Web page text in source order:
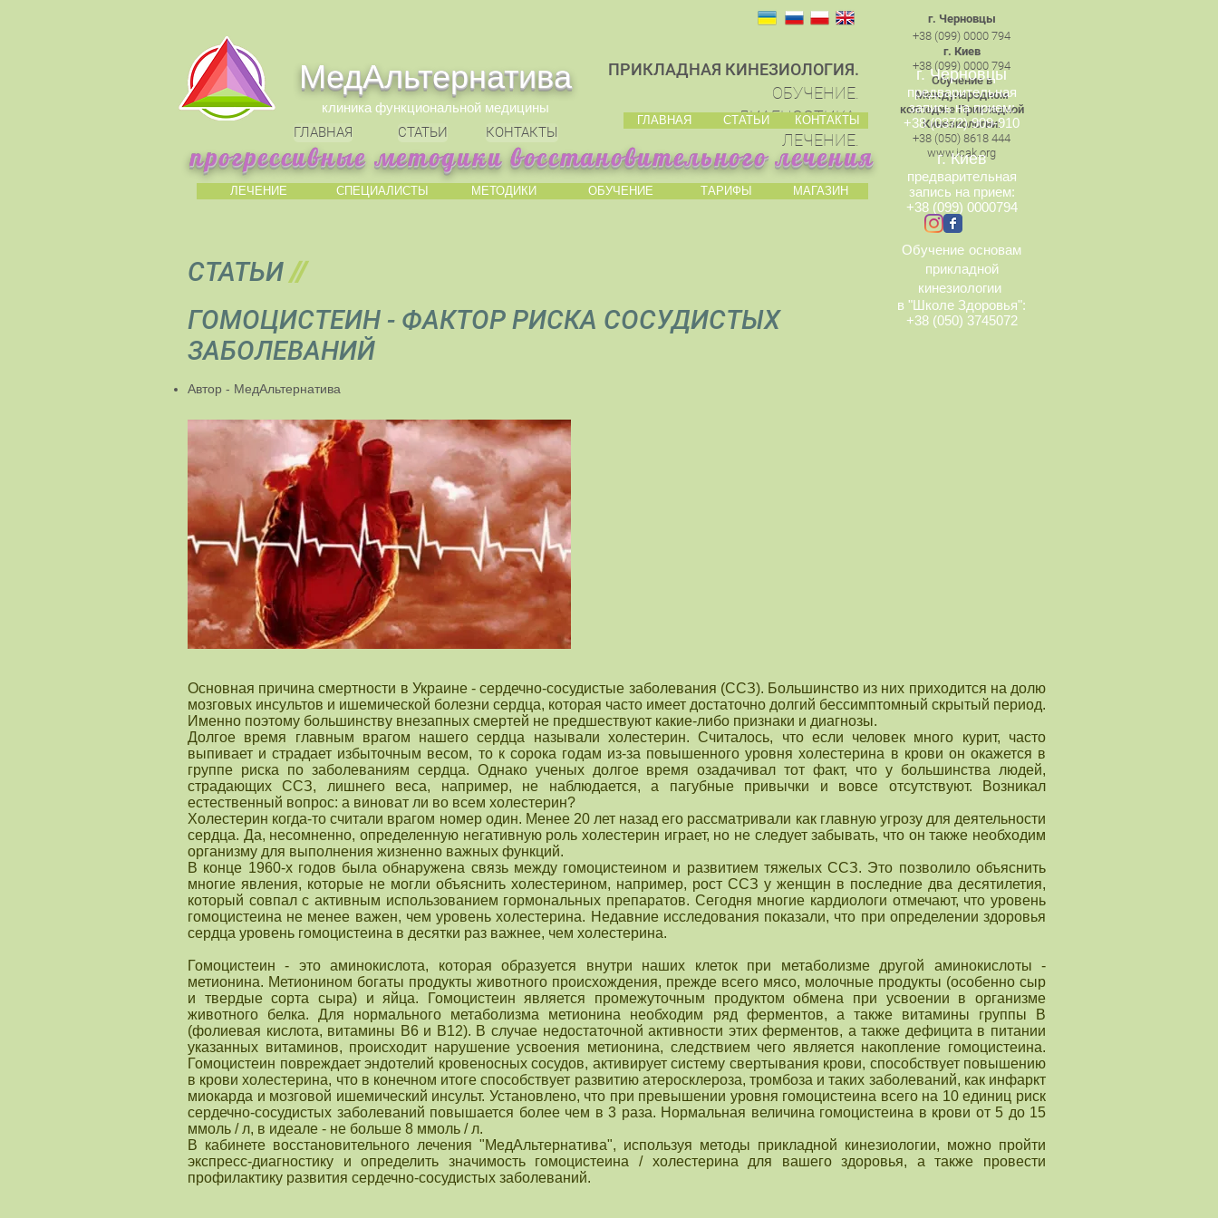
ГЛАВНАЯ СТАТЬИ
ПРИКЛАДНАЯ КИНЕЗИОЛОГИЯ.
ОБУЧЕНИЕ.
ДИАГНОСТИКА.
ЛЕЧЕНИЕ.
КОНТАКТЫ
г. Черновцы
+38 (099) 0000 794
г. Киев
+38 (099) 0000 794
Обучение в
Международном
колледже Прикладной
Кинезиологии:
+38 (050) 8618 444
www.icak.org
МедАльтернатива
клиника функциональной медицины
ГЛАВНАЯ СТАТЬИ КОНТАКТЫ
прогрессивные методики восстановительного лечения
МАГАЗИН
ТАРИФЫ
ОБУЧЕНИЕ
МЕТОДИКИ
СПЕЦИАЛИСТЫ
ЛЕЧЕНИЕ
г. Черновцы
предварительная
запись на прием:
+38 (0372) 909-910
г. Киев
предварительная
запись на прием:
+38 (099) 0000794
СТАТЬИ//
ГОМОЦИСТЕИН - ФАКТОР РИСКА СОСУДИСТЫХ
ЗАБОЛЕВАНИЙ
Обучение основам
прикладной
кинезиологии
в "Школе Здоровья":
+38 (050) 3745072
Автор - МедАльтернатива
Основная причина смертности в Украине - сердечно-сосудистые заболевания (ССЗ). Большинство из них приходится на долю
мозговых инсультов и ишемической болезни сердца, которая часто имеет достаточно долгий бессимптомный скрытый период.
Именно поэтому большинству внезапных смертей не предшествуют какие-либо признаки и диагнозы.
Долгое время главным врагом нашего сердца называли холестерин. Считалось, что если человек много курит, часто
выпивает и страдает избыточным весом, то к сорока годам из-за повышенного уровня холестерина в крови он окажется в
группе риска по заболеваниям сердца. Однако ученых долгое время озадачивал тот факт, что у большинства людей,
страдающих ССЗ, лишнего веса, например, не наблюдается, а пагубные привычки и вовсе отсутствуют. Возникал
естественный вопрос: а виноват ли во всем холестерин?
Холестерин когда-то считали врагом номер один. Менее 20 лет назад его рассматривали как главную угрозу для деятельности
сердца. Да, несомненно, определенную негативную роль холестерин играет, но не следует забывать, что он также необходим
организму для выполнения жизненно важных функций.
В конце 1960-х годов была обнаружена связь между гомоцистеином и развитием тяжелых ССЗ. Это позволило объяснить
многие явления, которые не могли объяснить холестерином, например, рост ССЗ у женщин в последние два десятилетия,
который совпал с активным использованием гормональных препаратов. Сегодня многие кардиологи отмечают, что уровень
гомоцистеина не менее важен, чем уровень холестерина. Недавние исследования показали, что при определении здоровья
сердца уровень гомоцистеина в десятки раз важнее, чем холестерина.
Гомоцистеин - это аминокислота, которая образуется внутри наших клеток при метаболизме другой аминокислоты -
метионина. Метионином богаты продукты животного происхождения, прежде всего мясо, молочные продукты (особенно сыр
и твердые сорта сыра) и яйца. Гомоцистеин является промежуточным продуктом обмена при усвоении в организме
животного белка. Для нормального метаболизма метионина необходим ряд ферментов, а также витамины группы В
(фолиевая кислота, витамины В6 и В12). В случае недостаточной активности этих ферментов, а также дефицита в питании
указанных витаминов, происходит нарушение усвоения метионина, следствием чего является накопление гомоцистеина.
Гомоцистеин повреждает эндотелий кровеносных сосудов, активирует систему свертывания крови, способствует повышению
в крови холестерина, что в конечном итоге способствует развитию атеросклероза, тромбоза и таких заболеваний, как инфаркт
миокарда и мозговой ишемический инсульт. Установлено, что при превышении уровня гомоцистеина всего на 10 единиц риск
сердечно-сосудистых заболеваний повышается более чем в 3 раза. Нормальная величина гомоцистеина в крови от 5 до 15
ммоль / л, в идеале - не больше 8 ммоль / л.
В кабинете восстановительного лечения "МедАльтернатива", используя методы прикладной кинезиологии, можно пройти
экспресс-диагностику и определить значимость гомоцистеина / холестерина для вашего здоровья, а также провести
профилактику развития сердечно-сосудистых заболеваний.